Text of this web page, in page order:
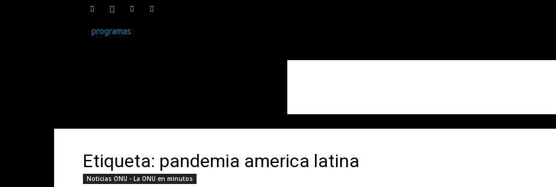
programas
Etiqueta: pandemia america latina
Noticias ONU - La ONU en minutos